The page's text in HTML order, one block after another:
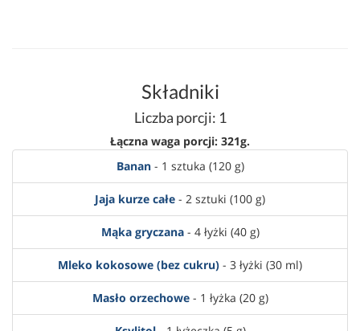
Składniki
Liczba porcji: 1
Łączna waga porcji: 321g.
Banan- 1 sztuka (120 g)
Jaja kurze całe - 2 sztuki (100 g)
Mąka gryczana- 4 łyżki (40 g)
Mleko kokosowe (bez cukru) - 3 łyżki (30 ml)
Masło orzechowe- 1 łyżka (20 g)